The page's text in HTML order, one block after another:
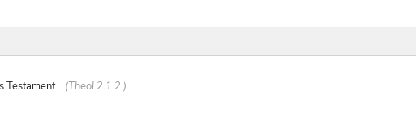
Testament
(Theol.2.1.2.)